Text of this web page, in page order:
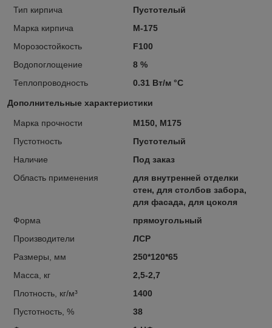
Тип кирпича
Пустотелый
Марка кирпича
М-175
Морозостойкость
F100
Водопоглощение
8 %
Теплопроводность
0.31 Вт/м °С
Дополнительные характеристики
Марка прочности
М150, М175
Пустотность
Пустотелый
Наличие
Под заказ
Область применения
для внутренней отделки
стен, для столбов забора,
для фасада, для цоколя
Форма
прямоугольный
Производители
ЛСР
Размеры, мм
250*120*65
Масса, кг
2,5-2,7
Плотность, кг/м³
1400
Пустотность, %
38